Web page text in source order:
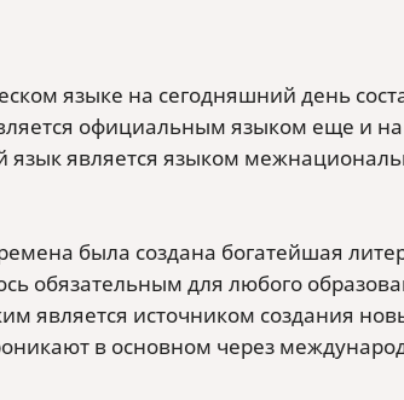
языке на сегодняшний день
официальным языком еще и
язык является языком
была создана богатейшая
обязательным для любого
является источником создания
в основном через